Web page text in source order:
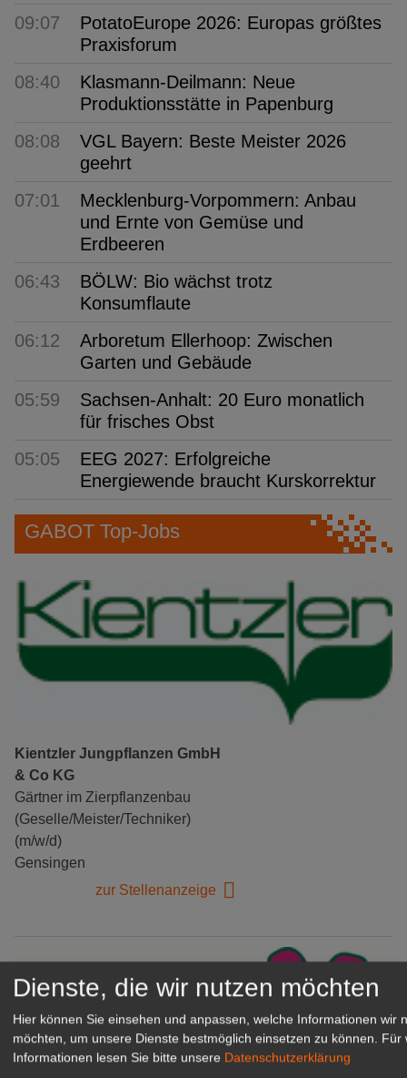
09:07
PotatoEurope 2026: Europas größtes
Praxisforum
08:40
Klasmann-Deilmann: Neue
Produktionsstätte in Papenburg
08:08
VGL Bayern: Beste Meister 2026
geehrt
07:01
Mecklenburg-Vorpommern: Anbau
und Ernte von Gemüse und
Erdbeeren
06:43
BÖLW: Bio wächst trotz
Konsumflaute
06:12
Arboretum Ellerhoop: Zwischen
Garten und Gebäude
05:59
Sachsen-Anhalt: 20 Euro monatlich
für frisches Obst
05:05
EEG 2027: Erfolgreiche
Energiewende braucht Kurskorrektur
GABOT Top-Jobs
Kientzler Jungpflanzen GmbH
& Co KG
Gärtner im Zierpflanzenbau
(Geselle/Meister/Techniker)
(m/w/d)
Gensingen
zur Stellenanzeige
Dienste, die wir nutzen möchten
Hier können Sie einsehen und anpassen, welche Informationen wir
möchten, um unsere Dienste bestmöglich einsetzen zu können.
Für
Informationen lesen Sie bitte unsere Datenschutzerklärung